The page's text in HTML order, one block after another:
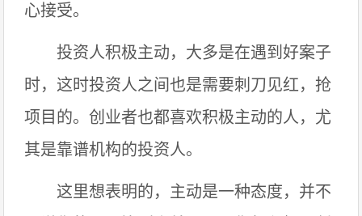
心接受。
投资人积极主动，大多是在遇到好案子
时，这时投资人之间也是需要刺刀见红，抢
项目的。创业者也都喜欢积极主动的人，尤
其是靠谱机构的投资人。
这里想表明的，主动是一种态度，并不